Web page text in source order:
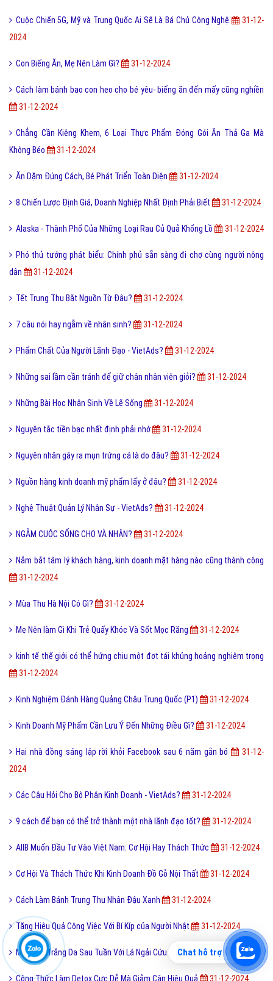
Cuộc Chiến 5G, Mỹ và Trung Quốc Ai Sẽ Là Bá Chủ Công Nghệ
31-12-
2024
Con Biếng Ăn, Mẹ Nên Làm Gì? 31-12-2024
Cách làm bánh bao con heo cho bé yêu- biếng ăn đến mấy cũng nghiền
31-12-2024
Chẳng Cần Kiêng Khem, 6 Loại Thực Phẩm Đóng Gói Ăn Thả Ga Mà
Không Béo
31-12-2024
Ăn Dặm Đúng Cách, Bé Phát Triển Toàn Diện 31-12-2024
8 Chiến Lược Định Giá, Doanh Nghiệp Nhất Định Phải Biết 31-12-2024
Alaska - Thành Phố Của Những Loại Rau Củ Quả Khổng Lồ 31-12-2024
Phó thủ tướng phát biểu: Chính phủ sẵn sàng đi chợ cùng người nông
dân
31-12-2024
Tết Trung Thu Bắt Nguồn Từ Đâu? 31-12-2024
7 câu nói hay ngẫm về nhân sinh? 31-12-2024
Phẩm Chất Của Người Lãnh Đạo - VietAds? 31-12-2024
Những sai lầm cần tránh để giữ chân nhân viên giỏi? 31-12-2024
Những Bài Học Nhân Sinh Về Lẽ Sống 31-12-2024
Nguyên tắc tiền bạc nhất định phải nhớ 31-12-2024
Nguyên nhân gây ra mụn trứng cá là do đâu? 31-12-2024
Nguồn hàng kinh doanh mỹ phẩm lấy ở đâu? 31-12-2024
Nghệ Thuật Quản Lý Nhân Sự - VietAds? 31-12-2024
NGẪM CUỘC SỐNG CHO VÀ NHẬN? 31-12-2024
Nắm bắt tâm lý khách hàng, kinh doanh mặt hàng nào cũng thành công
31-12-2024
Mùa Thu Hà Nội Có Gì? 31-12-2024
Mẹ Nên làm Gì Khi Trẻ Quấy Khóc Và Sốt Mọc Răng 31-12-2024
kinh tế thế giới có thể hứng chịu một đợt tái khủng hoảng nghiêm trọng
31-12-2024
Kinh Nghiệm Đánh Hàng Quảng Châu Trung Quốc (P1) 31-12-2024
Kinh Doanh Mỹ Phẩm Cần Lưu Ý Đến Những Điều Gì? 31-12-2024
Hai nhà đồng sáng lập rời khỏi Facebook sau 6 năm gắn bó
31-12-
2024
Các Câu Hỏi Cho Bộ Phận Kinh Doanh - VietAds? 31-12-2024
9 cách để bạn có thể trở thành một nhà lãnh đạo tốt? 31-12-2024
AIIB Muốn Đầu Tư Vào Việt Nam: Cơ Hội Hay Thách Thức 31-12-2024
Cơ Hội Và Thách Thức Khi Kinh Doanh Đồ Gỗ Nội Thất 31-12-2024
Cách Làm Bánh Trung Thu Nhân Đậu Xanh 31-12-2024
Tăng Hiệu Quả Công Việc Với Bí Kíp của Người Nhật 31-12-2024
Mẹo Hay Trắng Da Sau Tuần Với Lá Ngải Cứu 31-12-2024
Công Thức Làm Detox Cực Dễ Mà Giảm Cân Hiệu Quả 31-12-2024
Chat hỗ trợ